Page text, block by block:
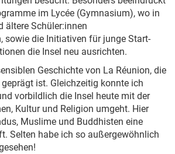
im Lycée (Gymnasium), wo in
ältere Schüler:innen
sowie die Initiativen für junge Start-
die Insel neu ausrichten.
Geschichte von La Réunion, die
ist. Gleichzeitig konnte ich
vorbildlich die Insel heute mit der
Kultur und Religion umgeht. Hier
Muslime und Buddhisten eine
Selten habe ich so außergewöhnlich